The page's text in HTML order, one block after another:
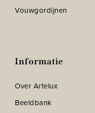
Vouwgordijnen
Informatie
Over Artelux
Beeldbank